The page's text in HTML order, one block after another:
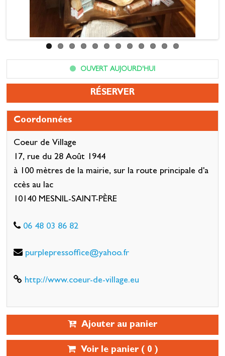
OUVERT AUJOURD'HUI
RÉSERVER
Coordonnées
Coeur de Village
17, rue du 28 Août 1944
à 100 mètres de la mairie, sur la route principale d'a
ccès au lac
10140 MESNIL-SAINT-PÈRE
06 48 03 86 82
purplepressoffice@yahoo.fr
http://www.coeur-de-village.eu
Ajouter au panier
Voir le panier ( 0 )